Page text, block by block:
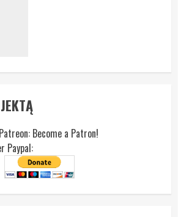
Become a Patron!
Paypal: